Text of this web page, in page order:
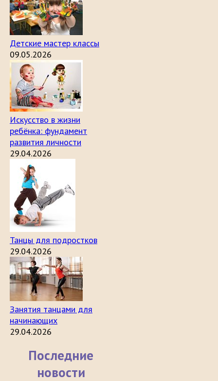
Детские мастер классы
09.05.2026
Искусство в жизни
ребёнка: фундамент
развития личности
29.04.2026
Танцы для подростков
29.04.2026
Занятия танцами для
начинающих
29.04.2026
Последние
новости